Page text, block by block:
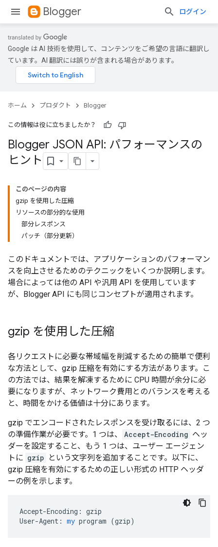
Blogger ログイン
Google は AI 技術を使用して、コンテンツをご希望の言語に翻訳し
ています。AI 翻訳には誤りが含まれる場合があります。
ホーム プロダクト Blogger
この情報は役に立ちましたか？
Blogger JSON API: パフォーマンスの
ヒント
このページの内容
gzip を使用した圧縮
リソースの部分的な使用
部分レスポンス
パッチ（部分更新）
このドキュメントでは、アプリケーションのパフォーマン
スを向上させるためのテクニックをいくつか説明します。
場合によっては他の API や汎用 API を使用しています
が、Blogger API にも同じコンセプトが適用されます。
gzip を使用した圧縮
各リクエストに必要な帯域幅を削減するための簡単で便利
な方法として、gzip 圧縮を有効にする方法があります。こ
の方法では、結果を解凍するために CPU 時間が余分に必
要になりますが、ネットワーク費用とのバランスを考える
と、時間をかける価値は十分にあります。
gzip でエンコードされたレスポンスを受け取るには、2 つ
の準備作業が必要です。1 つは、
Accept-Encoding ヘッ
ダーを設定すること、もう 1 つは、ユーザー エージェン
トに gzip
という文字列を追加することです。以下に、
gzip 圧縮を有効にするための正しい形式の HTTP ヘッダ
ーの例を示します。
Accept-Encoding: gzip
User-Agent: my program (gzip)